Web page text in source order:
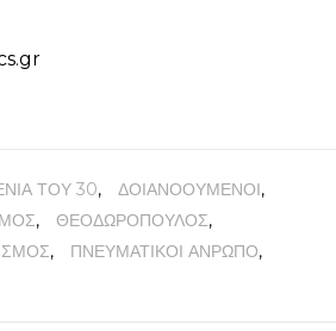
ΤΟΥ 30, ΔΟΙΑΝΟΟΥΜΕΝΟΙ,
, ΘΕΟΔΩΡΟΠΟΥΛΟΣ,
, ΠΝΕΥΜΑΤΙΚΟΙ ΑΝΡΩΠΟ,